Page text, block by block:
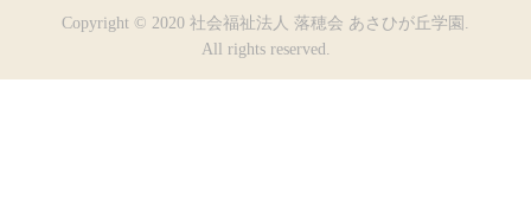
Copyright © 2020 社会福祉法人 落穂会 あさひが丘学園.
All rights reserved.